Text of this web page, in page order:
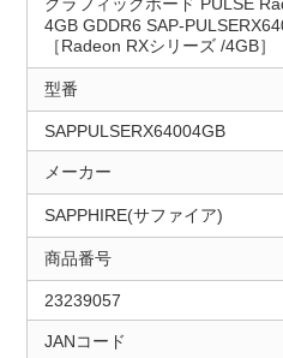
グラフィックボード PULSE
4GB GDDR6 SAP-
［Radeon RXシリーズ /4GB］
型番
SAPPULSERX64004GB
メーカー
SAPPHIRE(サファイア)
商品番号
23239057
JANコード